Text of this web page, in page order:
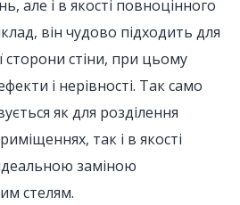
але і в якості повноцінного
він чудово підходить для
стіни, при цьому
і нерівності. Так само
як для розділення
так і в якості
заміною
стелям.